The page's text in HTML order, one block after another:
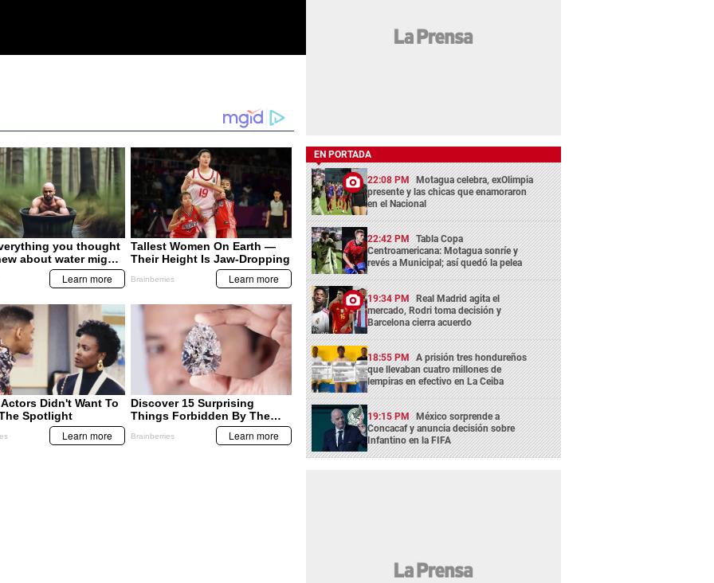
EN PORTADA
22:08 PM Motagua celebra, exOlimpia
presente y las chicas que enamoraron
en el Nacional
22:42 PM Tabla Copa
Centroamericana: Motagua sonríe y
revés a Municipal; así quedó la pelea
19:34 PM Real Madrid agita el
mercado, Rodri toma decisión y
Barcelona cierra acuerdo
18:55 PM A prisión tres hondureños
que llevaban cuatro millones de
lempiras en efectivo en La Ceiba
19:15 PM México sorprende a
Concacaf y anuncia decisión sobre
Infantino en la FIFA